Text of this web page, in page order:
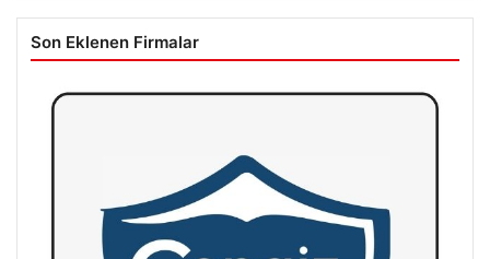
Son Eklenen Firmalar